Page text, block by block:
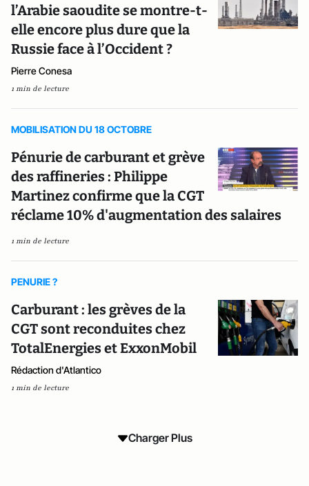
l’Arabie saoudite se montre-t-
elle encore plus dure que la
Russie face à l’Occident ?
Pierre Conesa
1 min de lecture
MOBILISATION DU 18 OCTOBRE
Pénurie de carburant et grève
des raffineries : Philippe
Martinez confirme que la CGT
réclame 10% d'augmentation des salaires
1 min de lecture
PENURIE ?
Carburant : les grèves de la
CGT sont reconduites chez
TotalEnergies et ExxonMobil
Rédaction d'Atlantico
1 min de lecture
Charger Plus